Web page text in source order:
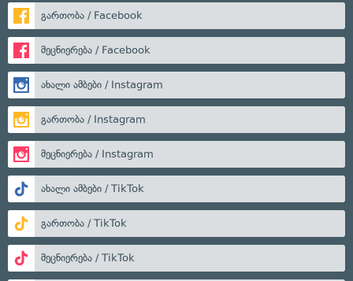
გართობა / Facebook
მეცნიერება / Facebook
ახალი ამბები / Instagram
გართობა / Instagram
მეცნიერება / Instagram
ახალი ამბები / TikTok
გართობა / TikTok
მეცნიერება / TikTok